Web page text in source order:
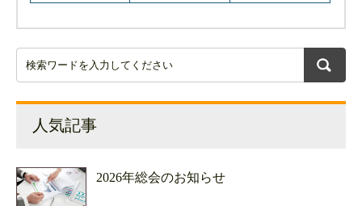
人気記事
2026年総会のお知らせ